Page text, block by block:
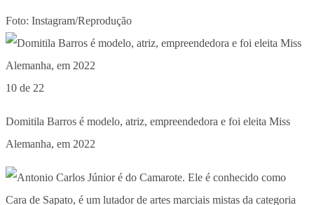
Foto: Instagram/Reprodução
10 de 22
Domitila Barros é modelo, atriz, empreendedora e foi eleita Miss
Alemanha, em 2022